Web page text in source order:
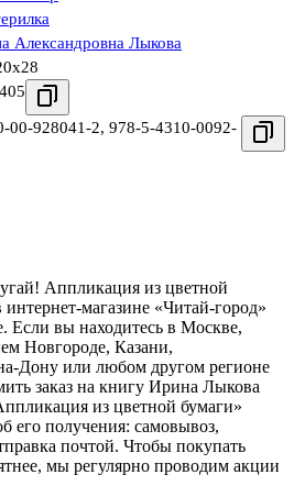
Александровна Лыкова
00-928041-2, 978-5-4310-0092-
Аппликация из цветной
магазине «Читай-город»
Если вы находитесь в Москве,
Новгороде, Казани,
Дону или любом другом регионе
заказ на книгу Ирина Лыкова
из цветной бумаги»
его получения: самовывоз,
почтой. Чтобы покупать
мы регулярно проводим акции